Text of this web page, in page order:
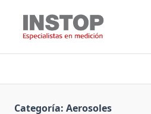
contenido
Categoría: Aerosoles